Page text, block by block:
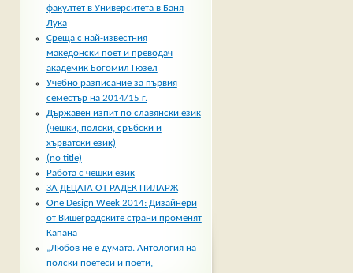
факултет в Университета в Баня
Лука
Среща с най-известния
македонски поет и преводач
академик Богомил Гюзел
Учебно разписание за първия
семестър на 2014/15 г.
Държавен изпит по славянски език
(чешки, полски, сръбски и
хърватски език)
(no title)
Работа с чешки език
ЗА ДЕЦАТА ОТ РАДЕК ПИЛАРЖ
One Design Week 2014: Дизайнери
от Вишеградските страни променят
Капана
„Любов не е думата. Антология на
полски поетеси и поети,